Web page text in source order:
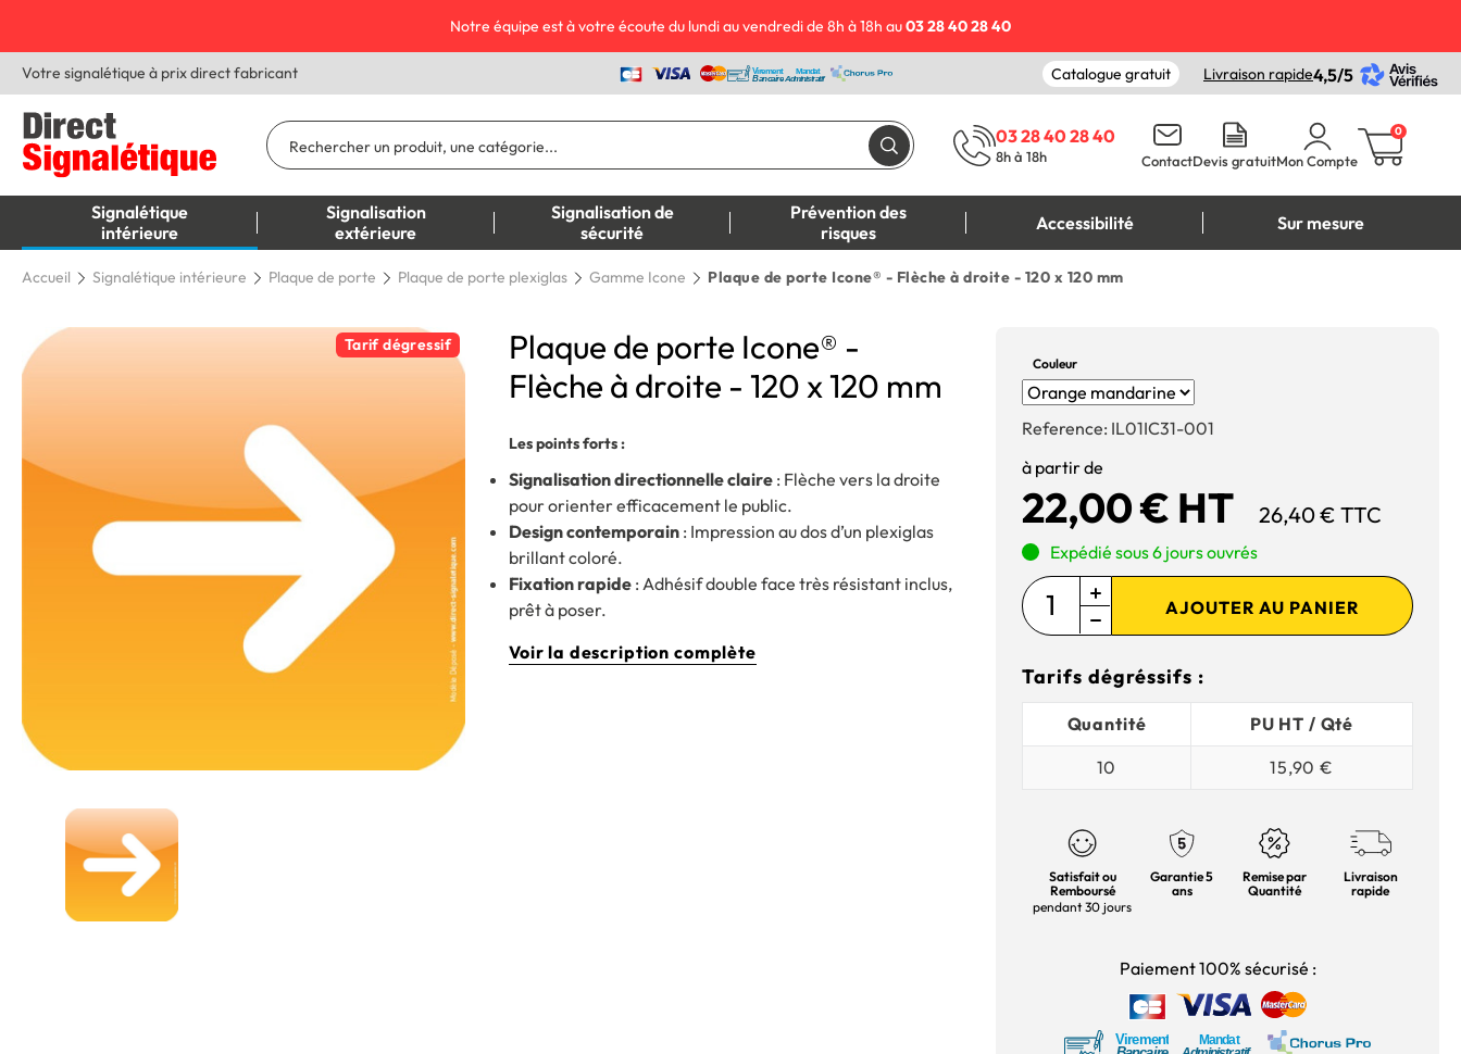
Notre équipe est à votre écoute du lundi au vendredi de 8h à 18h au03 28 40 28 40
Votre signalétique à prix direct fabricant Catalogue gratuit Livraison rapide4,5/5
03 28 40 28 40
8h à 18h ContactDevis gratuitMon Compte
0
Signalétique
intérieure
Signalisation
extérieure
Signalisation de
sécurité
Prévention des
risques
Accessibilité Sur mesure
Accueil Signalétique intérieure Plaque de porte Plaque de porte plexiglas Gamme Icone Plaque de porte Icone® - Flèche à droite - 120 x 120 mm
Tarif dégressif
Plaque de porte Icone® -
Flèche à droite - 120 x 120 mm
Les points forts :
Signalisation directionnelle claire : Flèche vers la droite
pour orienter efficacement le public.
Design contemporain : Impression au dos d’un plexiglas
brillant coloré.
Fixation rapide : Adhésif double face très résistant inclus,
prêt à poser.
Voir la description complète
Couleur
Reference: IL01IC31-001
à partir de
22,00 € HT 26,40 € TTC
Expédié sous 6 jours ouvrés
AJOUTER AU PANIER
Tarifs dégréssifs :
Quantité
PU HT / Qté
10
15,90 €
Satisfait ou
Remboursé
pendant 30 jours
Garantie 5
ans
Remise par
Quantité
Livraison
rapide
Paiement 100% sécurisé :